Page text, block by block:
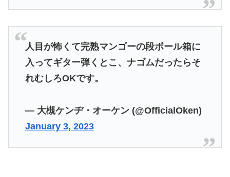
人目が怖くて完熟マンゴーの段ボール箱に
入ってギター弾くとこ、ナゴムだったらそ
れむしろOKです。
— 大槻ケンヂ・オーケン (@OfficialOken)
January 3, 2023